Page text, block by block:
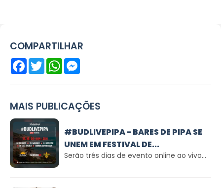
COMPARTILHAR
Facebook
TwitterWhatsApp
MAIS PUBLICAÇÕES
#BUDLIVEPIPA - BARES DE PIPA SE
UNEM EM FESTIVAL DE...
Serão três dias de evento online ao vivo...